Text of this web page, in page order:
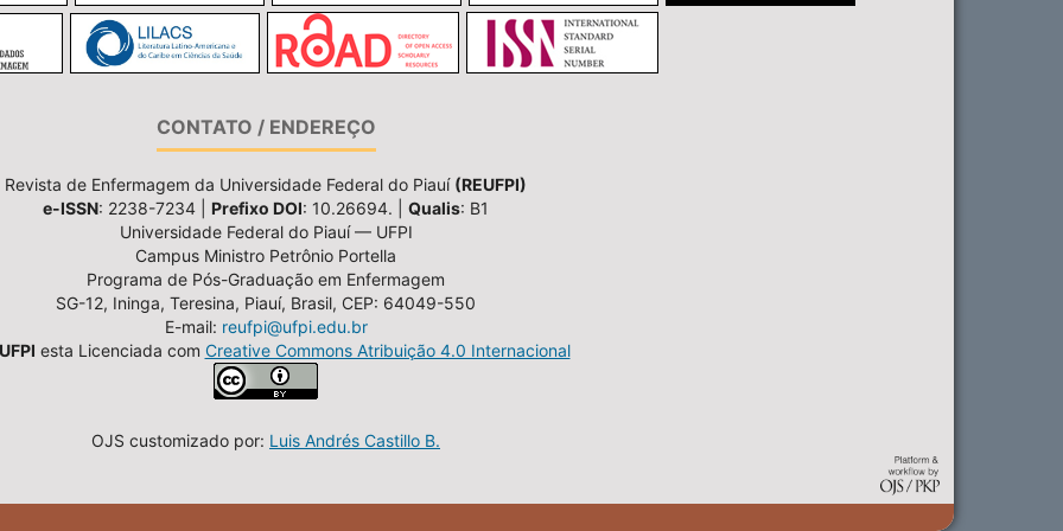
CONTATO / ENDEREÇO
Revista de Enfermagem da Universidade Federal do Piauí (REUFPI)
e-ISSN: 2238-7234 | Prefixo DOI: 10.26694. | Qualis: B1
Universidade Federal do Piauí — UFPI
Campus Ministro Petrônio Portella
Programa de Pós-Graduação em Enfermagem
SG-12, Ininga, Teresina, Piauí, Brasil, CEP: 64049-550
E-mail: reufpi@ufpi.edu.br
esta Licenciada com Creative Commons Atribuição 4.0 Internacional
OJS customizado por: Luis Andrés Castillo B.